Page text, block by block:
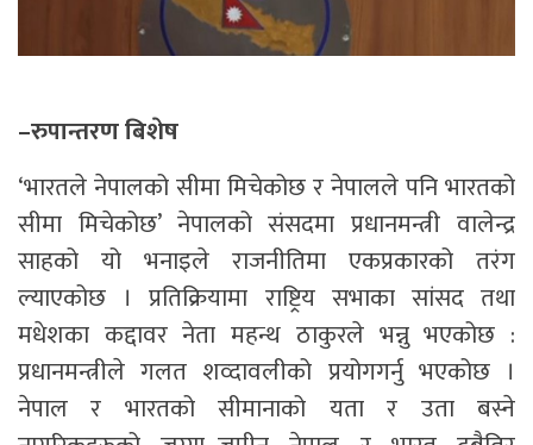
–रुपान्तरण बिशेष
‘भारतले नेपालको सीमा मिचेकोछ र नेपालले पनि भारतको
सीमा मिचेकोछ’ नेपालको संसदमा प्रधानमन्त्री वालेन्द्र
साहको यो भनाइले राजनीतिमा एकप्रकारको तरंग
ल्याएकोछ । प्रतिक्रियामा राष्ट्रिय सभाका सांसद तथा
मधेशका कद्दावर नेता महन्थ ठाकुरले भन्नु भएकोछ :
प्रधानमन्त्रीले गलत शव्दावलीको प्रयोगगर्नु भएकोछ ।
नेपाल र भारतको सीमानाको यता र उता बस्ने